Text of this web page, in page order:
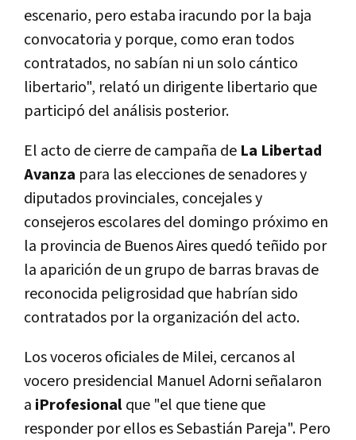
escenario, pero estaba iracundo por la baja
convocatoria y porque, como eran todos
contratados, no sabían ni un solo cántico
libertario", relató un dirigente libertario que
participó del análisis posterior.
El acto de cierre de campaña de La Libertad
Avanza para las elecciones de senadores y
diputados provinciales, concejales y
consejeros escolares del domingo próximo en
la provincia de Buenos Aires quedó teñido por
la aparición de un grupo de barras bravas de
reconocida peligrosidad que habrían sido
contratados por la organización del acto.
Los voceros oficiales de Milei, cercanos al
vocero presidencial Manuel Adorni señalaron
a iProfesionalque "el que tiene que
responder por ellos es Sebastián Pareja". Pero